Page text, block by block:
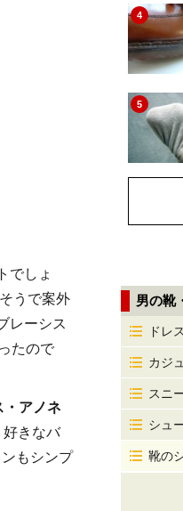
でしょ
うで案外
レーシス
たので
・アノネ
好きなバ
もシンプ
4
5
男の靴
ドレ
カジ
スニ
シュ
靴の